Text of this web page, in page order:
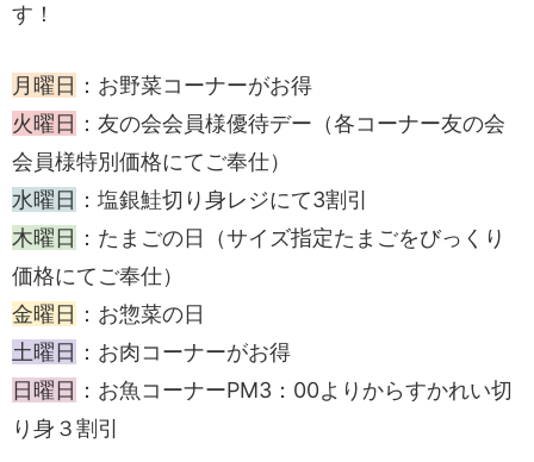
す！
月曜日 ：お野菜コーナーがお得
火曜日 ：友の会会員様優待デー（各コーナー友の会
会員様特別価格にてご奉仕）
水曜日 ：塩銀鮭切り身レジにて3割引
木曜日 ：たまごの日（サイズ指定たまごをびっくり
価格にてご奉仕）
金曜日 ：お惣菜の日
土曜日 ：お肉コーナーがお得
日曜日 ：お魚コーナーPM3：00よりからすかれい切
り身３割引